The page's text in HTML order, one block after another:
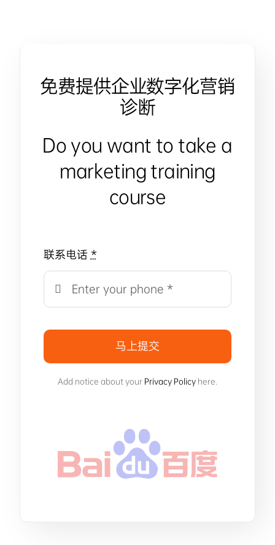
免费提供企业数字化营销
诊断
Do you want to take a
marketing training
course
联系电话*
马上提交
Add notice about your Privacy Policy here.